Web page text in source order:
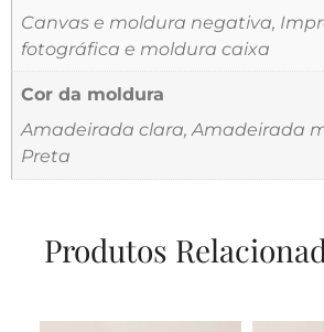
Canvas e moldura negativa,
fotográfica e moldura caixa
Cor da moldura
Amadeirada clara, Amadeirada
Preta
Produtos